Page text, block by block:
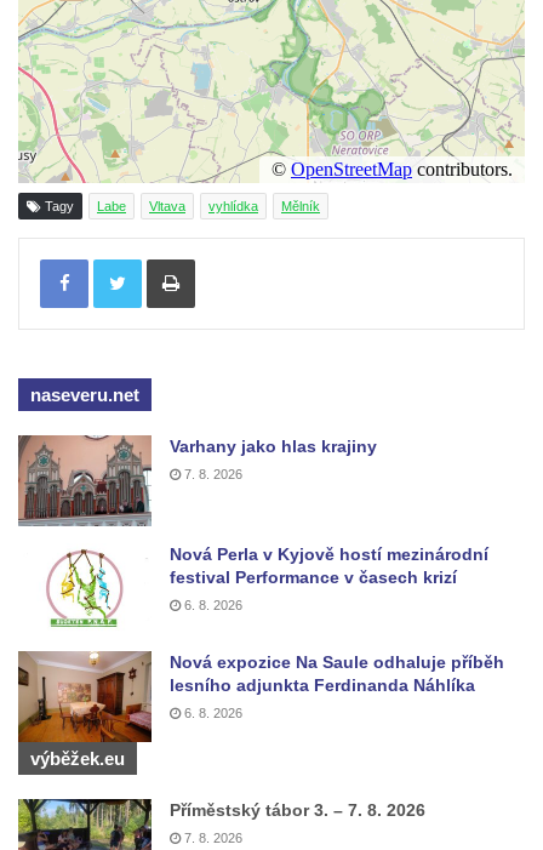
Tagy Labe Vltava vyhlídka Mělník
Tisknout
naseveru.net
Varhany jako hlas krajiny
7. 8. 2026
Nová Perla v Kyjově hostí mezinárodní
festival Performance v časech krizí
6. 8. 2026
Nová expozice Na Saule odhaluje příběh
lesního adjunkta Ferdinanda Náhlíka
6. 8. 2026
výběžek.eu
Příměstský tábor 3. – 7. 8. 2026
7. 8. 2026